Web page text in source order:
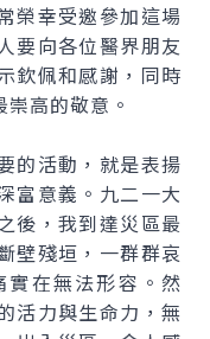
榮幸受邀參加這場
要向各位醫界朋友
欽佩和感謝，同時
高的敬意。
活動，就是表揚
富意義。九二一大
後，我到達災區最
壁殘垣，一群群哀
在無法形容。然
活力與生命力，無